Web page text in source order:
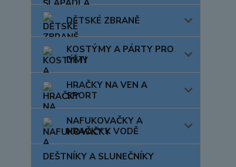
DĚTSKÉ ZBRANĚ
KOSTÝMY A PÁRTY PRO
DĚTI
HRAČKY NA VEN A
SPORT
NAFUKOVAČKY A
HRAČKY K VODĚ
DEŠTNÍKY A SLUNEČNÍKY